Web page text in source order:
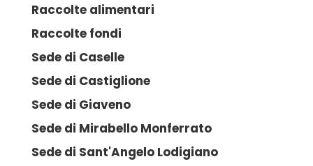
Raccolte alimentari
Raccolte fondi
Sede di Caselle
Sede di Castiglione
Sede di Giaveno
Sede di Mirabello Monferrato
Sede di Sant'Angelo Lodigiano